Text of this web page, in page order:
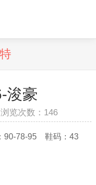
浚豪
览次数： 146
90-78-95 鞋码：43